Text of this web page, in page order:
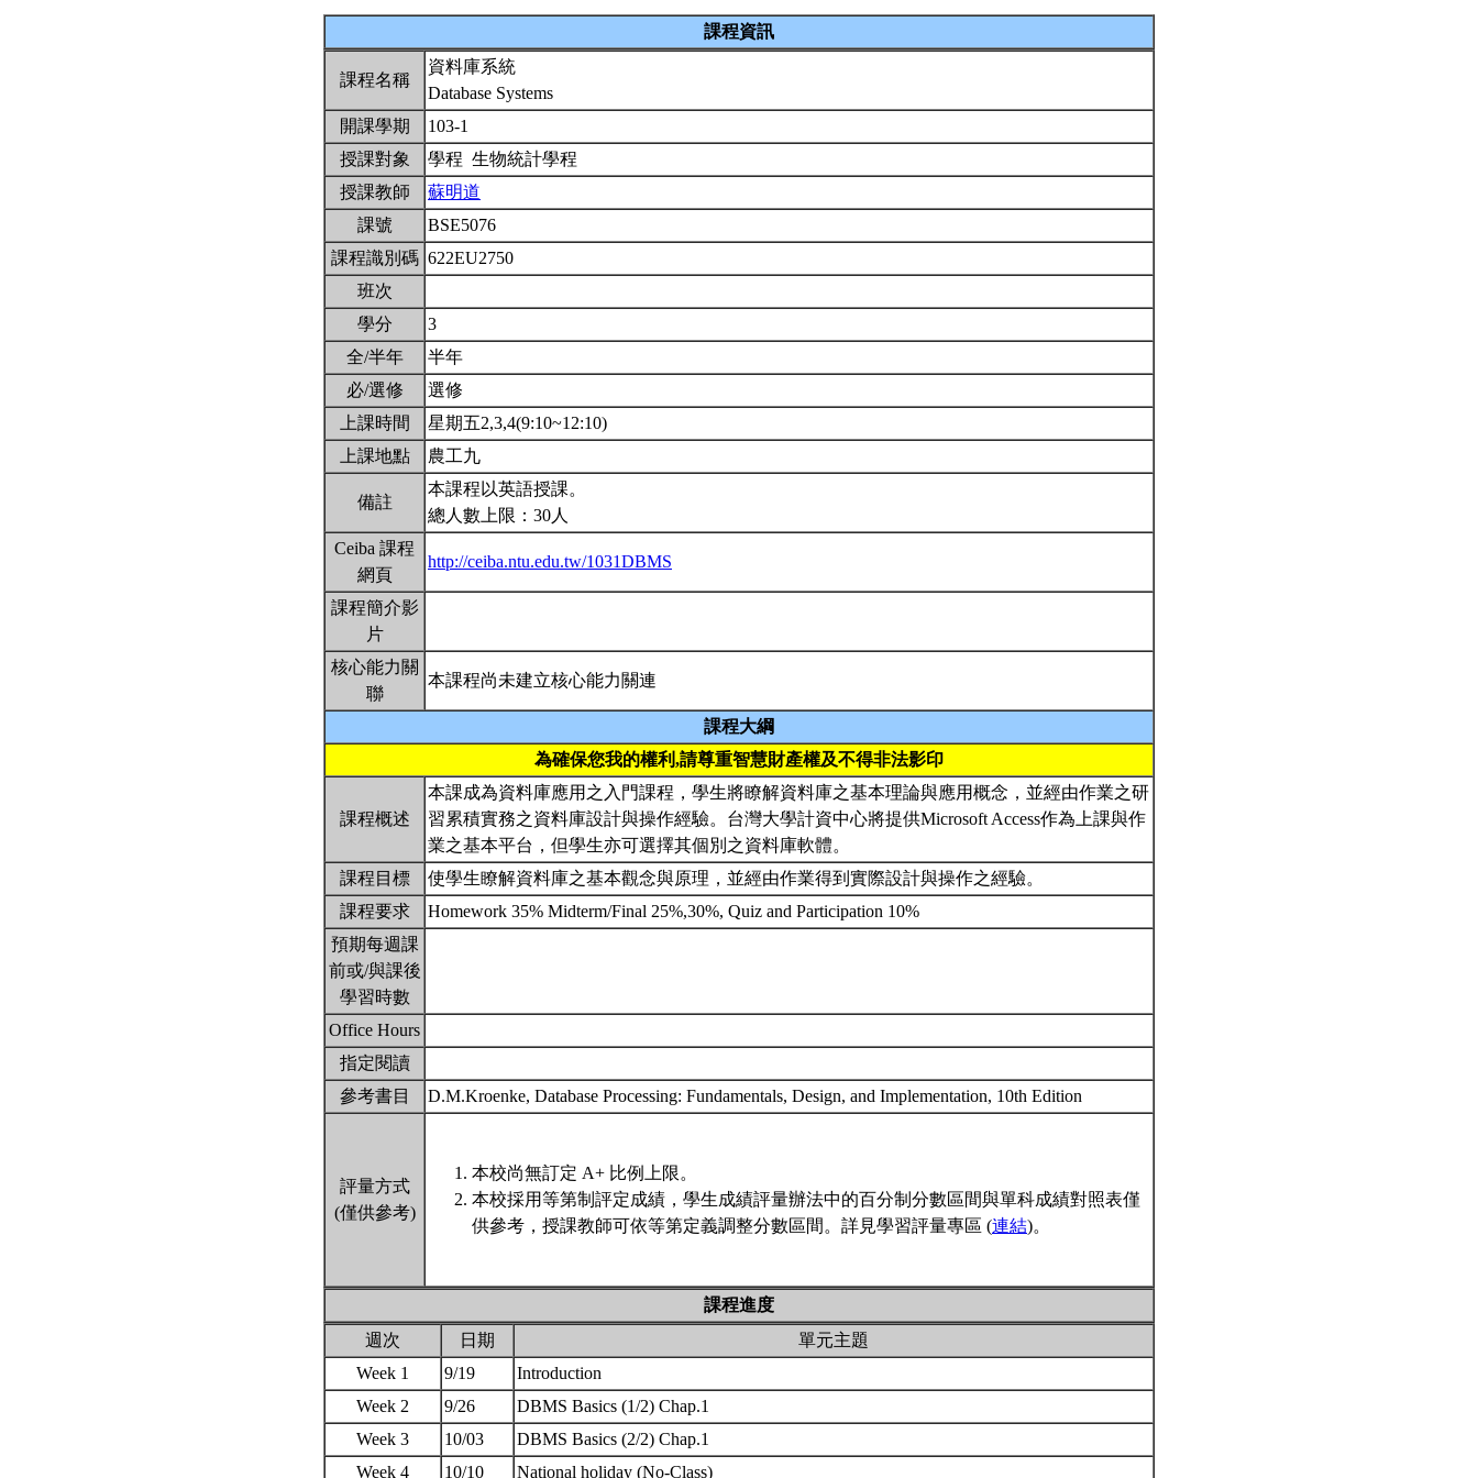
課程資訊
課程名稱
資料庫系統
Database Systems
開課學期
103-1
授課對象
學程 生物統計學程
授課教師
蘇明道
課號
BSE5076
課程識別碼 622EU2750
班次
學分
3
全/半年
半年
必/選修
選修
上課時間
星期五2,3,4(9:10~12:10)
上課地點
農工九
備註
本課程以英語授課。
總人數上限：30人
Ceiba 課程
網頁
http://ceiba.ntu.edu.tw/1031DBMS
課程簡介影
片
核心能力關
聯
本課程尚未建立核心能力關連
課程大綱
為確保您我的權利,請尊重智慧財產權及不得非法影印
課程概述
本課成為資料庫應用之入門課程，學生將瞭解資料庫之基本理論與應用概念，並經由作業之研
習累積實務之資料庫設計與操作經驗。台灣大學計資中心將提供Microsoft Access作為上課與作
業之基本平台，但學生亦可選擇其個別之資料庫軟體。
課程目標
使學生瞭解資料庫之基本觀念與原理，並經由作業得到實際設計與操作之經驗。
課程要求
Homework 35% Midterm/Final 25%,30%, Quiz and Participation 10%
預期每週課
前或/與課後
學習時數
Office Hours
指定閱讀
參考書目
D.M.Kroenke, Database Processing: Fundamentals, Design, and Implementation, 10th Edition
評量方式
(僅供參考)
本校尚無訂定 A+ 比例上限。
本校採用等第制評定成績，學生成績評量辦法中的百分制分數區間與單科成績對照表僅
供參考，授課教師可依等第定義調整分數區間。詳見學習評量專區 (連結)。
課程進度
週次
日期
單元主題
Week 1
9/19
Introduction
Week 2
9/26
DBMS Basics (1/2) Chap.1
Week 3
10/03
DBMS Basics (2/2) Chap.1
Week 4
10/10 National holiday (No-Class)